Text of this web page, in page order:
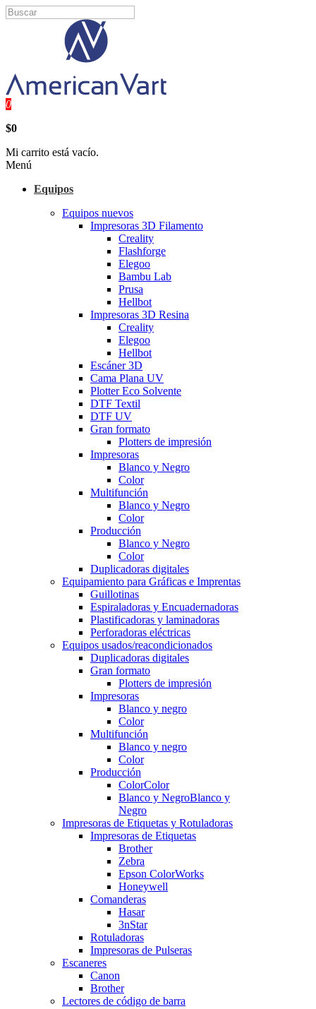
0
$0
Mi carrito está vacío.
Menú
Equipos
Equipos nuevos
Impresoras 3D Filamento
Creality
Flashforge
Elegoo
Bambu Lab
Prusa
Hellbot
Impresoras 3D Resina
Creality
Elegoo
Hellbot
Escáner 3D
Cama Plana UV
Plotter Eco Solvente
DTF Textil
DTF UV
Gran formato
Plotters de impresión
Impresoras
Blanco y Negro
Color
Multifunción
Blanco y Negro
Color
Producción
Blanco y Negro
Color
Duplicadoras digitales
Equipamiento para Gráficas e Imprentas
Guillotinas
Espiraladoras y Encuadernadoras
Plastificadoras y laminadoras
Perforadoras eléctricas
Equipos usados/reacondicionados
Duplicadoras digitales
Gran formato
Plotters de impresión
Impresoras
Blanco y negro
Color
Multifunción
Blanco y negro
Color
Producción
ColorColor
Blanco y NegroBlanco y
Negro
Impresoras de Etiquetas y Rotuladoras
Impresoras de Etiquetas
Brother
Zebra
Epson ColorWorks
Honeywell
Comanderas
Hasar
3nStar
Rotuladoras
Impresoras de Pulseras
Escaneres
Canon
Brother
Lectores de código de barra